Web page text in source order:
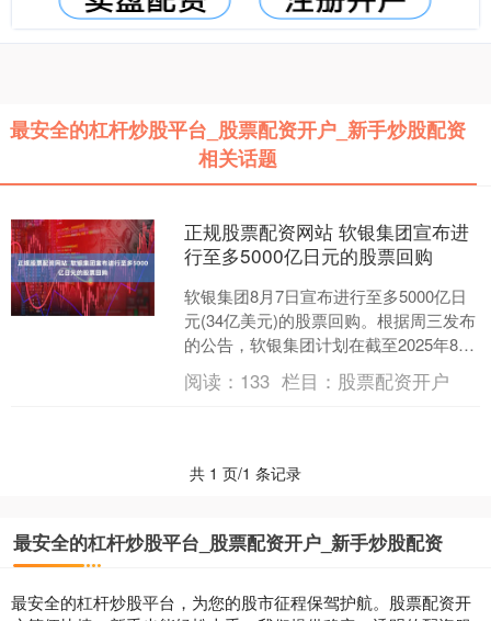
最安全的杠杆炒股平台_股票配资开户_新手炒股配资
相关话题
正规股票配资网站 软银集团宣布进
行至多5000亿日元的股票回购
软银集团8月7日宣布进行至多5000亿日
元(34亿美元)的股票回购。根据周三发布
的公告，软银集团计划在截至2025年8月
7日的一年内购买其至多6.8%的自由流
通....
阅读： 133 栏目： 股票配资开户
共 1 页/1 条记录
最安全的杠杆炒股平台_股票配资开户_新手炒股配资
最安全的杠杆炒股平台，为您的股市征程保驾护航。股票配资开